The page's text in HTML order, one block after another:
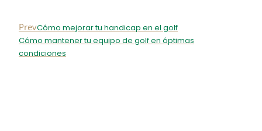
PrevCómo mejorar tu handicap en el golf
Cómo mantener tu equipo de golf en óptimas
condiciones